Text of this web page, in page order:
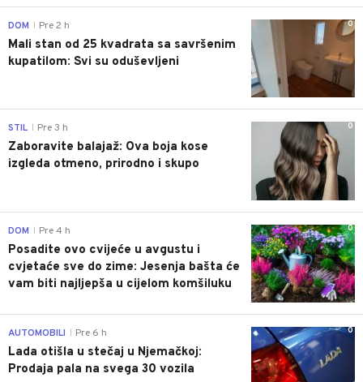
0
DOM Pre 2 h
Mali stan od 25 kvadrata sa savršenim
kupatilom: Svi su oduševljeni
0
STIL Pre 3 h
Zaboravite balajaž: Ova boja kose
izgleda otmeno, prirodno i skupo
0
DOM Pre 4 h
Posadite ovo cvijeće u avgustu i
cvjetaće sve do zime: Jesenja bašta će
vam biti najljepša u cijelom komšiluku
0
AUTOMOBILI Pre 6 h
Lada otišla u stečaj u Njemačkoj:
Prodaja pala na svega 30 vozila